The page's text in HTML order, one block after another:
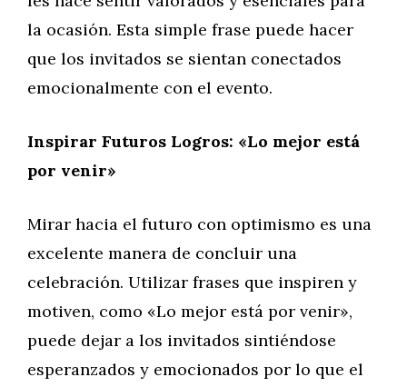
la ocasión. Esta simple frase puede hacer
que los invitados se sientan conectados
emocionalmente con el evento.
Inspirar Futuros Logros: «Lo mejor está
por venir»
Mirar hacia el futuro con optimismo es una
excelente manera de concluir una
celebración. Utilizar frases que inspiren y
motiven, como «Lo mejor está por venir»,
puede dejar a los invitados sintiéndose
esperanzados y emocionados por lo que el